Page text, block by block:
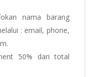
nama barang
: email, phone,
50% dari total